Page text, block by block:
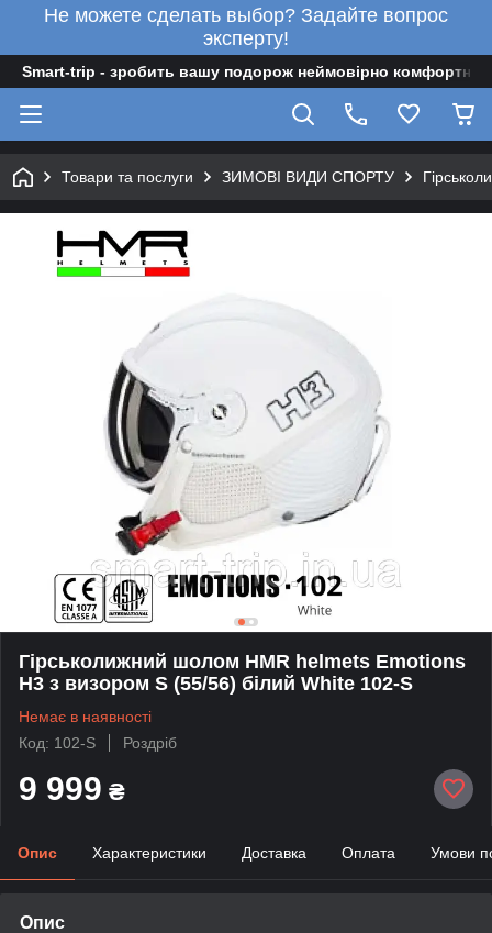
Не можете сделать выбор? Задайте вопрос
эксперту!
Smart-trip - зробить вашу подорож неймовірно
Товари та послуги ЗИМОВІ ВИДИ СПОРТУ
Гірськолижний шолом HMR helmets Emotions
H3 з визором S (55/56) білий White 102-S
Немає в наявності
Код: 102-S
Роздріб
9 999 ₴
Опис Характеристики Доставка Оплата Умови
Опис